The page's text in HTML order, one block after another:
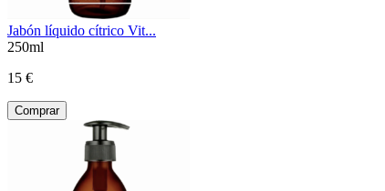
Jabón líquido cítrico Vit...
250ml
15 €
Comprar